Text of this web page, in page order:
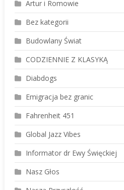
Artur i Romowie
Bez kategorii
Budowlany Świat
CODZIENNIE Z KLASYKĄ
Diabdogs
Emigracja bez granic
Fahrenheit 451
Global Jazz Vibes
Informator dr Ewy Święckiej
Nasz Głos